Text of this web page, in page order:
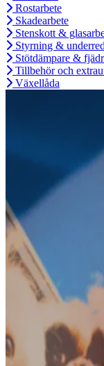
Rostarbete
Skadearbete
Stenskott &
Styrning &
Stötdämpare &
Tillbehör och
Växellåda